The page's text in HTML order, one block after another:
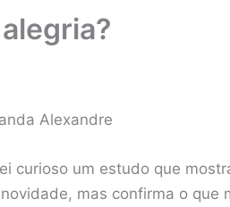
Alexandre
curioso um estudo que
mas confirma o que